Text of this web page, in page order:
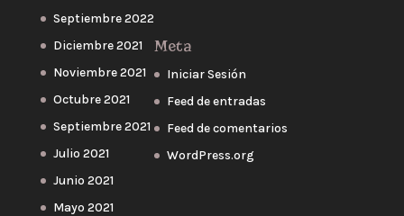
Septiembre 2022
Diciembre 2021
Noviembre 2021
Octubre 2021
Septiembre 2021
Julio 2021
Junio 2021
Mayo 2021
Meta
Iniciar Sesión
Feed de entradas
Feed de comentarios
WordPress.org